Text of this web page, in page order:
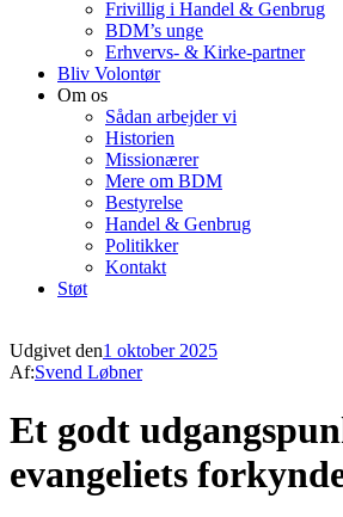
Frivillig i Handel & Genbrug
BDM’s unge
Erhvervs- & Kirke-partner
Bliv Volontør
Om os
Sådan arbejder vi
Historien
Missionærer
Mere om BDM
Bestyrelse
Handel & Genbrug
Politikker
Kontakt
Støt
Udgivet den1 oktober 2025
Af:Svend Løbner
Et godt
evangeliets